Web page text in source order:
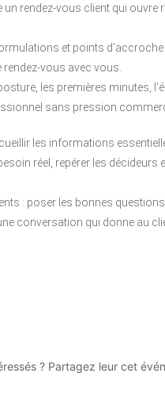
rendez-vous client qui ouvre
et points
rendez-vous avec vous.
les premières minutes,
sans pression
les informations
réel, repérer les décideurs
: poser les bonnes
conversation qui donne au
? Partagez leur cet